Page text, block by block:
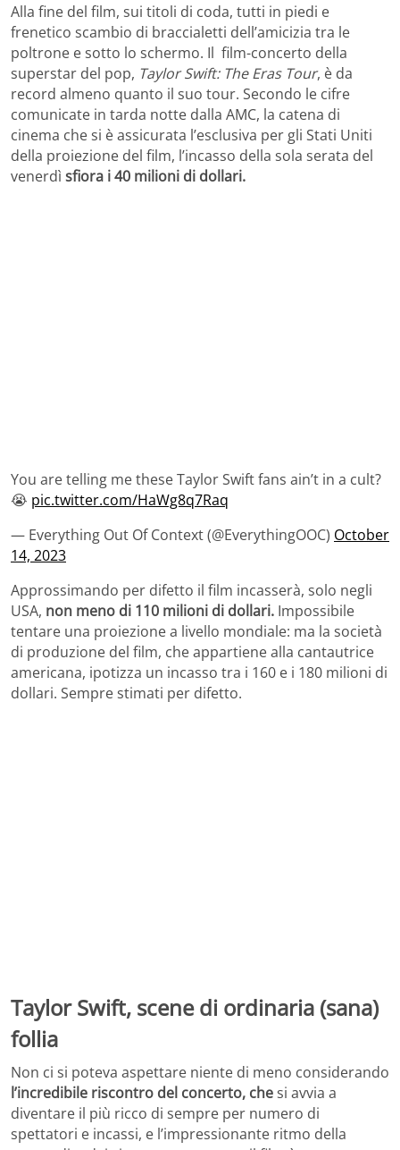
Alla fine del film, sui titoli di coda, tutti in piedi e
frenetico scambio di braccialetti dell’amicizia tra le
poltrone e sotto lo schermo. Il film-concerto della
superstar del pop, Taylor Swift: The Eras Tour, è da
record almeno quanto il suo tour. Secondo le cifre
comunicate in tarda notte dalla AMC, la catena di
cinema che si è assicurata l’esclusiva per gli Stati Uniti
della proiezione del film, l’incasso della sola serata del
venerdì sfiora i 40 milioni di dollari.
You are telling me these Taylor Swift fans ain’t in a cult?
😭 pic.twitter.com/HaWg8q7Raq
— Everything Out Of Context (@EverythingOOC) October
14, 2023
Approssimando per difetto il film incasserà, solo negli
USA, non meno di 110 milioni di dollari. Impossibile
tentare una proiezione a livello mondiale: ma la società
di produzione del film, che appartiene alla cantautrice
americana, ipotizza un incasso tra i 160 e i 180 milioni di
dollari. Sempre stimati per difetto.
Taylor Swift, scene di ordinaria (sana)
follia
Non ci si poteva aspettare niente di meno considerando
l’incredibile riscontro del concerto, chesi avvia a
diventare il più ricco di sempre per numero di
spettatori e incassi, e l’impressionante ritmo della